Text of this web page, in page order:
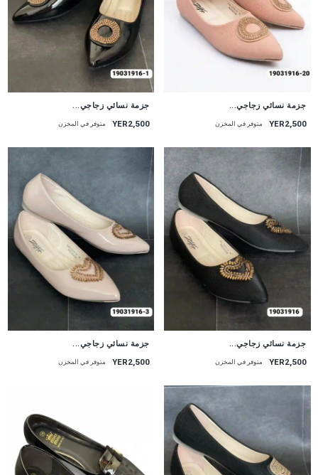
جزمة نسائي زجاجي...
YER2,500 متوفر في المخزن
جزمة نسائي زجاجي...
YER2,500 متوفر في المخزن
جزمة نسائي زجاجي...
YER2,500 متوفر في المخزن
جزمة نسائي زجاجي...
YER2,500 متوفر في المخزن